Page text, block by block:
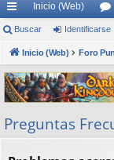
nl
ac
es
rá
pi
Inicio (Web)
or
os
Buscar Identificarse
Inicio (Web)
Preguntas